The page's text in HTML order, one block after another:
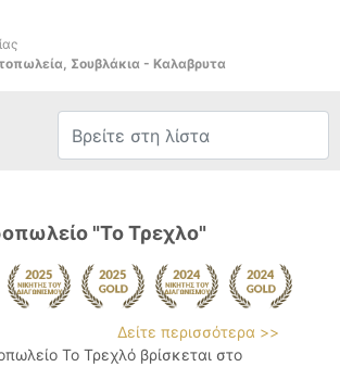
Σουβλάκια - Καλαβρυτα
"Το Τρεχλο"
Δείτε περισσότερα >>
Το Τρεχλό βρίσκεται στο